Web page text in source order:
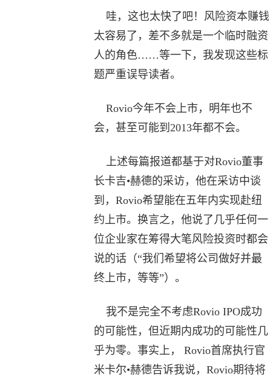
哇，这也太快了吧！风险资本赚钱
太容易了，差不多就是一个临时融资
人的角色……等一下，我发现这些标
题严重误导读者。
Rovio今年不会上市，明年也不
会，甚至可能到2013年都不会。
上述每篇报道都基于对Rovio董事
长卡吉•赫德的采访，他在采访中谈
到，Rovio希望能在五年内实现赴纽
约上市。换言之，他说了几乎任何一
位企业家在筹得大笔风险投资时都会
说的话（“我们希望将公司做好并最
终上市，等等”）。
我不是完全不考虑Rovio IPO成功
的可能性，但近期内成功的可能性几
乎为零。事实上， Rovio首席执行官
米卡尔•赫德告诉我说，Rovio期待将